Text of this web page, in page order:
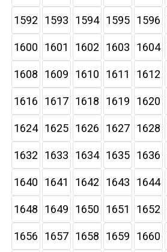
1592 1593 1594 1595 1596
1600 1601 1602 1603 1604
1608 1609 1610 1611 1612
1616 1617 1618 1619 1620
1624 1625 1626 1627 1628
1632 1633 1634 1635 1636
1640 1641 1642 1643 1644
1648 1649 1650 1651 1652
1656 1657 1658 1659 1660